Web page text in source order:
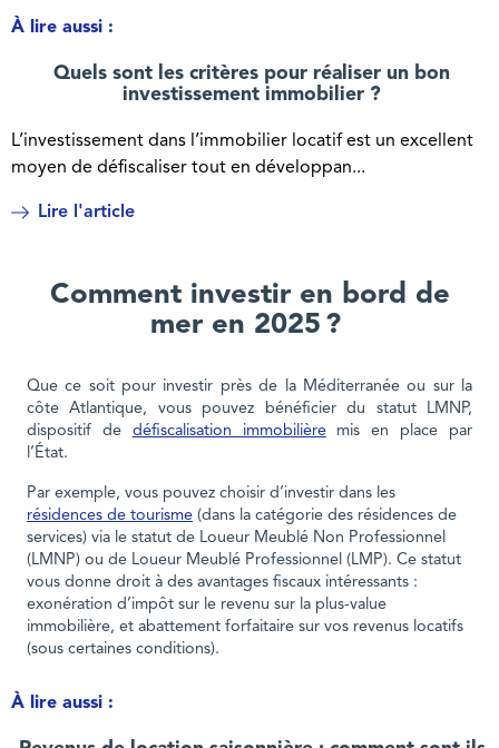
À lire aussi :
Quels sont les critères pour réaliser un bon
investissement immobilier ?
L’investissement dans l’immobilier locatif est un excellent
moyen de défiscaliser tout en développan...
Lire l'article
Comment investir en bord de
mer en 2025 ?
Que ce soit pour investir près de la Méditerranée ou sur la
côte Atlantique, vous pouvez bénéficier du statut LMNP,
dispositif de défiscalisation immobilièremis en place par
l’État.
Par exemple, vous pouvez choisir d’investir dans les
résidences de tourisme (dans la catégorie des résidences de
services) via le statut de Loueur Meublé Non Professionnel
(LMNP) ou de Loueur Meublé Professionnel (LMP). Ce statut
vous donne droit à des avantages fiscaux intéressants :
exonération d’impôt sur le revenu sur la plus-value
immobilière, et abattement forfaitaire sur vos revenus locatifs
(sous certaines conditions).
À lire aussi :